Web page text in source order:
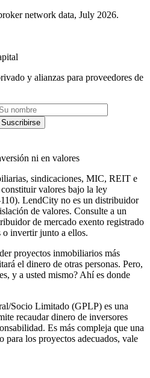
network data, July 2026.
y alianzas para proveedores de
Suscribirse
ni en valores
sindicaciones, MIC, REIT e
valores bajo la ley
LendCity no es un distribuidor
de valores. Consulte a un
de mercado exento registrado
o invertir junto a ellos.
proyectos inmobiliarios más
el dinero de otras personas. Pero,
y a usted mismo? Ahí es donde
Socio Limitado (GPLP) es una
recaudar dinero de inversores
Es más compleja que una
para los proyectos adecuados, vale